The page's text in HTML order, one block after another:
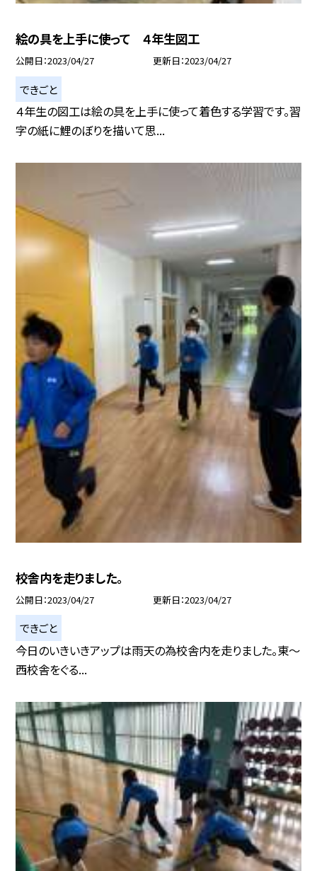
絵の具を上手に使って ４年生図工
公開日 2023/04/27 更新日 2023/04/27
できごと
４年生の図工は絵の具を上手に使って着色する学習です。習
字の紙に鯉のぼりを描いて思...
校舎内を走りました。
公開日 2023/04/27 更新日 2023/04/27
できごと
今日のいきいきアップは雨天の為校舎内を走りました。東〜
西校舎をぐる...